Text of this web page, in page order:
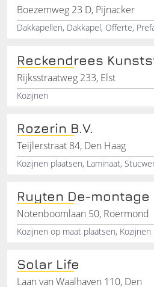
Boezemweg 23 D, Pijnacker
Reckendrees
Rijksstraatweg 233, Elst
Kozijnen
Rozerin B.V.
Teijlerstraat 84, Den Haag
Ruyten De-montage
Notenboomlaan 50, Roermond
Solar Life
Laan van Waalhaven 110, Den